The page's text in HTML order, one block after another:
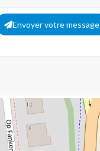
Envoyer votre message